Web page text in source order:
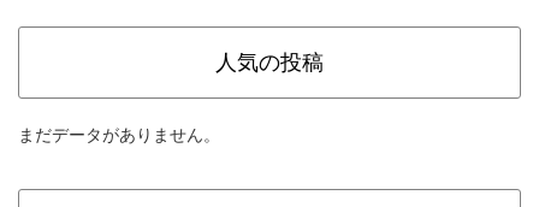
人気の投稿
まだデータがありません。